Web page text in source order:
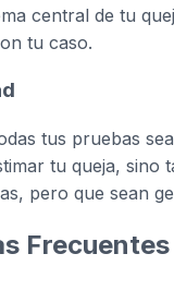
central de tu
tu caso.
tus pruebas
tu queja, sino
pero que sean
Frecuentes